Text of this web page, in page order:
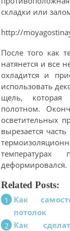
складки или
http://
После того как
натянется и все
охладится и
использовать
щель, которая
полотном.
осветительных
вырезается
деформировался.
Related Posts:
Как
потолок
Как